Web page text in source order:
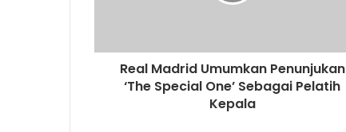
Real Madrid Umumkan Penunjukan
‘The Special One’ Sebagai Pelatih
Kepala